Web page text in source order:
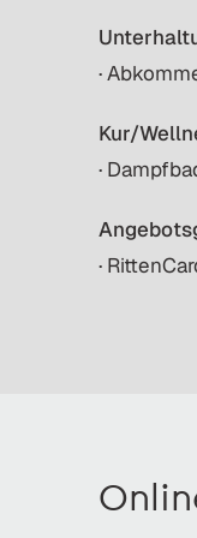
·
Kur/
·
·